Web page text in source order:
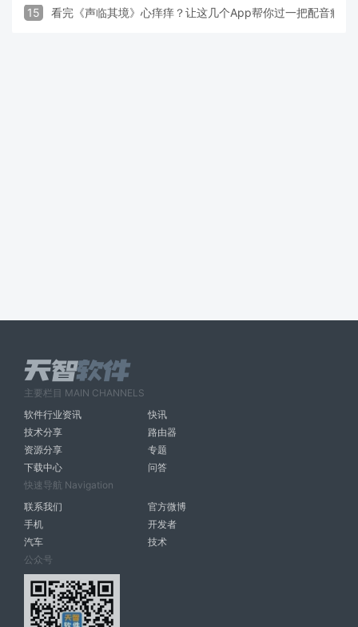
15 看完《声临其境》心痒痒？让这几个App帮你过一把配音瘾
主要栏目 MAIN CHANNELS
软件行业资讯
快讯
技术分享
路由器
资源分享
专题
下载中心
问答
快速导航 Navigation
联系我们
官方微博
手机
开发者
汽车
技术
公众号